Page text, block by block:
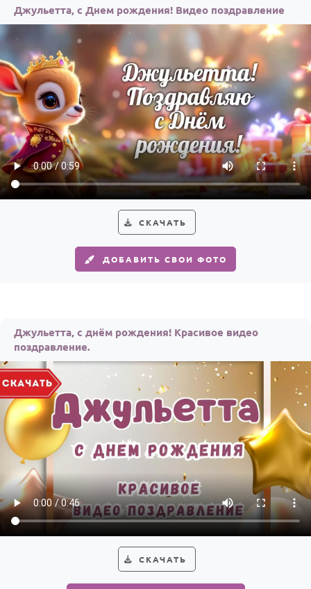
Детям
Все родственники
ПЕРСОНАЛЬНЫЕ
Пожелания
По именам
По годам
Джульетта, с Днем рождения! Видео поздравление
СКАЧАТЬ
ДОБАВИТЬ СВОИ ФОТО
Джульетта, с днём рождения! Красивое видео
поздравление.
СКАЧАТЬ